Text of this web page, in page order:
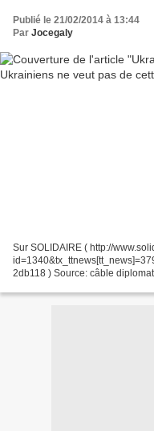
Publié le 21/02/2014 à 13:44
Par Jocegaly
Sur SOLIDAIRE ( http://
2db118 ) Source: câble